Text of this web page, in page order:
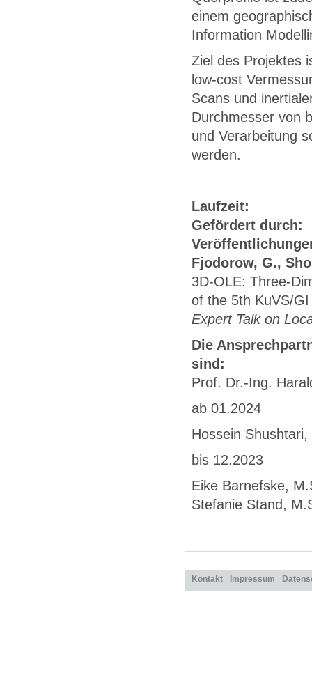
einem
Information
Ziel des Projektes
low-cost
Scans und
Durchmesser von
und Verarbeitung
werden.
Laufzeit:
Gefördert durch:
Fjodorow, G.,
3D-OLE: Three-
of the 5th KuVS/GI
Expert Talk on
Die
sind:
Prof. Dr.-Ing.
ab 01.2024
Hossein
bis 12.2023
Eike Barnefske,
Stefanie Stand,
Kontakt Impressum